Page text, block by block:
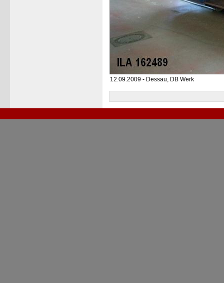
12.09.2009 - Dessau, DB Werk